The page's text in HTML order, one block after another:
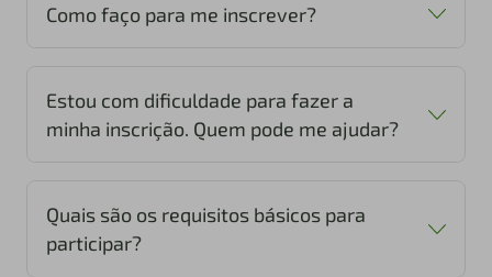
Como faço para me inscrever?
Estou com dificuldade para fazer a
minha inscrição. Quem pode me ajudar?
Quais são os requisitos básicos para
participar?